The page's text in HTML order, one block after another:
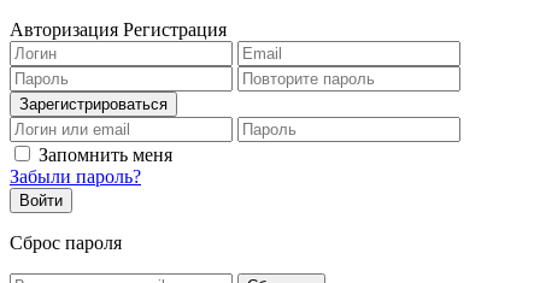
Авторизация Регистрация
Запомнить меня
Забыли пароль?
Сброс пароля